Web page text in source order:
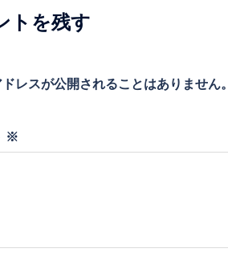
トを残す
レスが公開されることはありません。
※